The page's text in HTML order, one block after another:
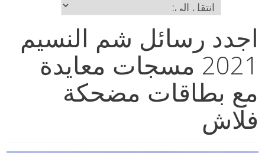
اجدد رسائل شم النسيم
2021 مسجات معايدة
مع بطاقات مضحكة
فلاش